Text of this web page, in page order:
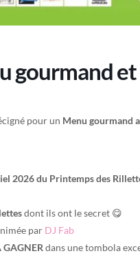
gourmand
pour un Menu gourmand
2026 du Printemps des
dont ils ont le secret 😋
par DJ Fab
GAGNER dans une tombola